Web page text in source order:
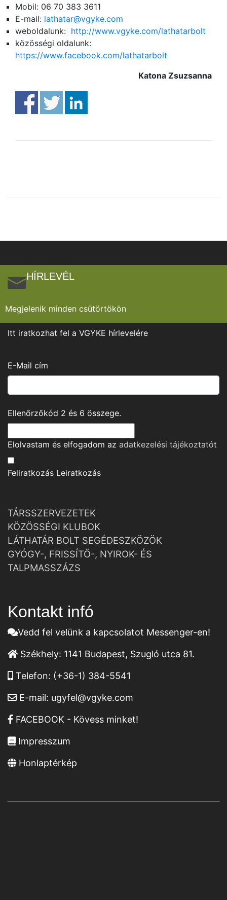
Mobil: 06 70 383 3611
E-mail: lathatar@vgyke.com
weboldalunk: http://www.vgyke.com/lathatarbolt
közösségi oldalunk:
https://www.facebook.com/lathatarbolt
Katona Zsuzsanna
HÍRLEVÉL
Megjelenik minden csütörtökön
Itt iratkozhat fel a VGYKE hírlevelére
E-Mail cím
Ellenőrzőkód 2 és 6 összege.
Elolvastam és elfogadom az adatkezelési tájékoztatót
Feliratkozás Leiratkozás
TÁRSSZERVEZETEK
KÖZÖSSÉGI KLUBOK
LÁTHATÁR BOLT SEGÉDESZKÖZÖK
GYÓGY-, FRISSÍTŐ-, NYIROK- ÉS
TALPMASSZÁZS
Kontakt infó
Vedd fel velünk a kapcsolatot Messenger-en!
Székhely: 1141 Budapest, Szugló utca 81.
Telefon: (+36-1) 384-5541
E-mail: ugyfel@vgyke.com
FACEBOOK - Kövess minket!
Impresszum
Honlaptérkép